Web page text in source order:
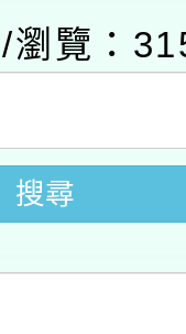
術巡演
/瀏覽：
搜尋